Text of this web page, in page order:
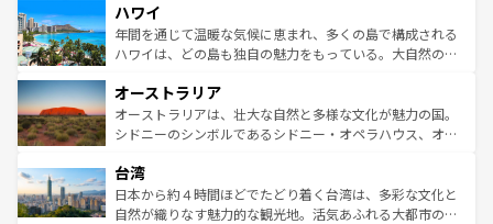
ば市内交通費無料で観光を楽しむこともできる。 なお、新
着のスイス情報はコンテンツ一覧 を参照してほしい。
のような巨大都市は、観光、ショッピング、エンターテイ
ンメントが詰まった刺激的なスポットだ。一方、アメリカ
西部には大自然が広がり、グランドキャニオンやイエロー
部のニューオーリンズでは、音楽と美食が融合した独特の
文化が魅力。旅行者はアメリカの各地域で異なる魅力を楽
しみながら、その多様性と豊かな歴史を感じることができ
ならではの贅沢な旅のスタイルだ。 なお、新着のアメリカ
情報はコンテンツ一覧を参照してほしい。
ハワイ
年間を通じて温暖な気候に恵まれ、多くの島で構成される
ハワイは、どの島も独自の魅力をもっている。大自然の神
ワイ島は見逃せない。また、定番の観光地といえばオアフ
島だが、静かな自然を求めるならマウイ島やカウアイ島が
おすすめ。エメラルドグリーンに輝く海をはじめ、豊かな
れるおもてなしの心で訪れる人々を迎えてくれるハワイの
人々、おいしいローカルフードやハワイアンミュージッ
ク、伝統的なフラダンスなど、すべてがハワイの魅力を彩
オーストラリア
オーストラリアは、壮大な自然と多様な文化が魅力の国。
シドニーのシンボルであるシドニー・オペラハウス、オー
リアリーフや大陸中央部にそびえるウルル（エアーズロッ
ク）、タスマニアの美しい原生林やケアンズの熱帯雨林な
ど、見どころがたくさん。また、カフェやワイン、オージ
台湾
日本から約４時間ほどでたどり着く台湾は、多彩な文化と
自然が織りなす魅力的な観光地。活気あふれる大都市の台